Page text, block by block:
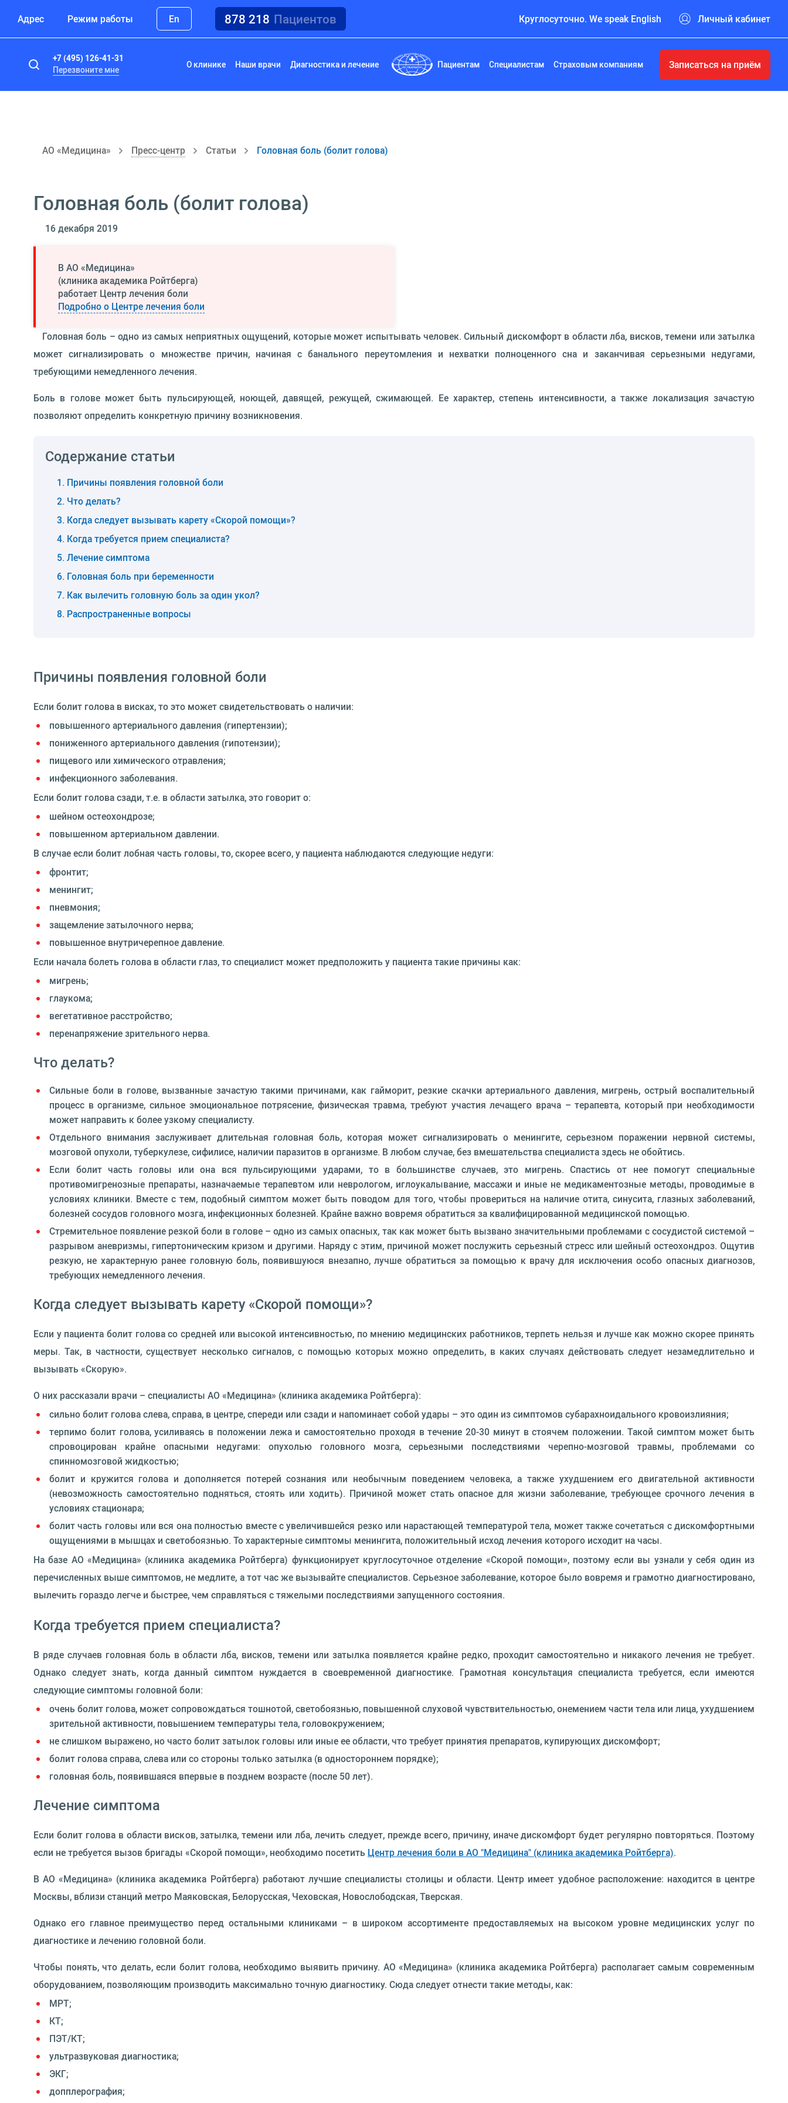
Адрес Режим работы En 878 218 Пациентов Круглосуточно. We speak English Личный кабинет
+7 (495) 126-41-31
Перезвоните мне
О клинике Наши врачи Диагностика и лечение Пациентам Специалистам Страховым компаниям Записаться на приём
АО «Медицина» Пресс-центр Статьи Головная боль (болит голова)
Головная боль (болит голова)
16 декабря 2019
В АО «Медицина»
(клиника академика Ройтберга)
работает Центр лечения боли
Подробно о Центре лечения боли
Головная боль – одно из самых неприятных ощущений, которые может испытывать человек. Сильный дискомфорт в области лба, висков, темени или затылка
может сигнализировать о множестве причин, начиная с банального переутомления и нехватки полноценного сна и заканчивая серьезными недугами,
требующими немедленного лечения.
Боль в голове может быть пульсирующей, ноющей, давящей, режущей, сжимающей. Ее характер, степень интенсивности, а также локализация зачастую
позволяют определить конкретную причину возникновения.
Содержание статьи
Причины появления головной боли
Что делать?
Когда следует вызывать карету «Скорой помощи»?
Когда требуется прием специалиста?
Лечение симптома
Головная боль при беременности
Как вылечить головную боль за один укол?
Распространенные вопросы
Причины появления головной боли
Если болит голова в висках, то это может свидетельствовать о наличии:
повышенного артериального давления (гипертензии);
пониженного артериального давления (гипотензии);
пищевого или химического отравления;
инфекционного заболевания.
Если болит голова сзади, т.е. в области затылка, это говорит о:
шейном остеохондрозе;
повышенном артериальном давлении.
В случае если болит лобная часть головы, то, скорее всего, у пациента наблюдаются следующие недуги:
фронтит;
менингит;
пневмония;
защемление затылочного нерва;
повышенное внутричерепное давление.
Если начала болеть голова в области глаз, то специалист может предположить у пациента такие причины как:
мигрень;
глаукома;
вегетативное расстройство;
перенапряжение зрительного нерва.
Что делать?
Сильные боли в голове, вызванные зачастую такими причинами, как гайморит, резкие скачки артериального давления, мигрень, острый воспалительный
процесс в организме, сильное эмоциональное потрясение, физическая травма, требуют участия лечащего врача – терапевта, который при необходимости
может направить к более узкому специалисту.
Отдельного внимания заслуживает длительная головная боль, которая может сигнализировать о менингите, серьезном поражении нервной системы,
мозговой опухоли, туберкулезе, сифилисе, наличии паразитов в организме. В любом случае, без вмешательства специалиста здесь не обойтись.
Если болит часть головы или она вся пульсирующими ударами, то в большинстве случаев, это мигрень. Спастись от нее помогут специальные
противомигренозные препараты, назначаемые терапевтом или неврологом, иглоукалывание, массажи и иные не медикаментозные методы, проводимые в
условиях клиники. Вместе с тем, подобный симптом может быть поводом для того, чтобы провериться на наличие отита, синусита, глазных заболеваний,
болезней сосудов головного мозга, инфекционных болезней. Крайне важно вовремя обратиться за квалифицированной медицинской помощью.
Стремительное появление резкой боли в голове – одно из самых опасных, так как может быть вызвано значительными проблемами с сосудистой системой –
разрывом аневризмы, гипертоническим кризом и другими. Наряду с этим, причиной может послужить серьезный стресс или шейный остеохондроз. Ощутив
резкую, не характерную ранее головную боль, появившуюся внезапно, лучше обратиться за помощью к врачу для исключения особо опасных диагнозов,
требующих немедленного лечения.
Когда следует вызывать карету «Скорой помощи»?
Если у пациента болит голова со средней или высокой интенсивностью, по мнению медицинских работников, терпеть нельзя и лучше как можно скорее принять
меры. Так, в частности, существует несколько сигналов, с помощью которых можно определить, в каких случаях действовать следует незамедлительно и
вызывать «Скорую».
О них рассказали врачи – специалисты АО «Медицина» (клиника академика Ройтберга):
сильно болит голова слева, справа, в центре, спереди или сзади и напоминает собой удары – это один из симптомов субарахноидального кровоизлияния;
терпимо болит голова, усиливаясь в положении лежа и самостоятельно проходя в течение 20-30 минут в стоячем положении. Такой симптом может быть
спровоцирован крайне опасными недугами: опухолью головного мозга, серьезными последствиями черепно-мозговой травмы, проблемами со
спинномозговой жидкостью;
болит и кружится голова и дополняется потерей сознания или необычным поведением человека, а также ухудшением его двигательной активности
(невозможность самостоятельно подняться, стоять или ходить). Причиной может стать опасное для жизни заболевание, требующее срочного лечения в
условиях стационара;
болит часть головы или вся она полностью вместе с увеличившейся резко или нарастающей температурой тела, может также сочетаться с дискомфортными
ощущениями в мышцах и светобоязнью. То характерные симптомы менингита, положительный исход лечения которого исходит на часы.
На базе АО «Медицина» (клиника академика Ройтберга) функционирует круглосуточное отделение «Скорой помощи», поэтому если вы узнали у себя один из
перечисленных выше симптомов, не медлите, а тот час же вызывайте специалистов. Серьезное заболевание, которое было вовремя и грамотно диагностировано,
вылечить гораздо легче и быстрее, чем справляться с тяжелыми последствиями запущенного состояния.
Когда требуется прием специалиста?
В ряде случаев головная боль в области лба, висков, темени или затылка появляется крайне редко, проходит самостоятельно и никакого лечения не требует.
Однако следует знать, когда данный симптом нуждается в своевременной диагностике. Грамотная консультация специалиста требуется, если имеются
следующие симптомы головной боли:
очень болит голова, может сопровождаться тошнотой, светобоязнью, повышенной слуховой чувствительностью, онемением части тела или лица, ухудшением
зрительной активности, повышением температуры тела, головокружением;
не слишком выражено, но часто болит затылок головы или иные ее области, что требует принятия препаратов, купирующих дискомфорт;
болит голова справа, слева или со стороны только затылка (в одностороннем порядке);
головная боль, появившаяся впервые в позднем возрасте (после 50 лет).
Лечение симптома
Если болит голова в области висков, затылка, темени или лба, лечить следует, прежде всего, причину, иначе дискомфорт будет регулярно повторяться. Поэтому
если не требуется вызов бригады «Скорой помощи», необходимо посетить Центр лечения боли в АО "Медицина" (клиника академика Ройтберга).
В АО «Медицина» (клиника академика Ройтберга) работают лучшие специалисты столицы и области. Центр имеет удобное расположение: находится в центре
Москвы, вблизи станций метро Маяковская, Белорусская, Чеховская, Новослободская, Тверская.
Однако его главное преимущество перед остальными клиниками – в широком ассортименте предоставляемых на высоком уровне медицинских услуг по
диагностике и лечению головной боли.
Чтобы понять, что делать, если болит голова, необходимо выявить причину. АО «Медицина» (клиника академика Ройтберга) располагает самым современным
оборудованием, позволяющим производить максимально точную диагностику. Сюда следует отнести такие методы, как:
МРТ;
КТ;
ПЭТ/КТ;
ультразвуковая диагностика;
ЭКГ;
допплерография;